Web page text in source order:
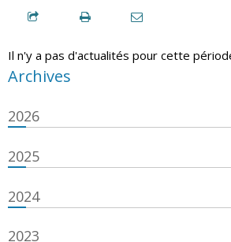
Il n'y a pas d'actualités pour cette
Archives
2026
2025
2024
2023